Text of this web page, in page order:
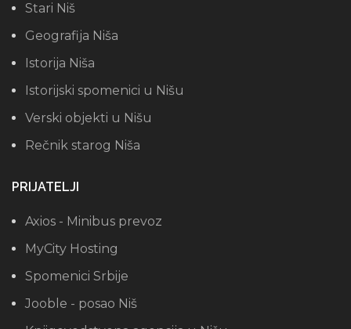
Stari Niš
Geografija Niša
Istorija Niša
Istorijski spomenici u Nišu
Verski objekti u Nišu
Rečnik starog Niša
PRIJATELJI
Axios - Minibus prevoz
MyCity Hosting
Spomenici Srbije
Jooble - posao Niš